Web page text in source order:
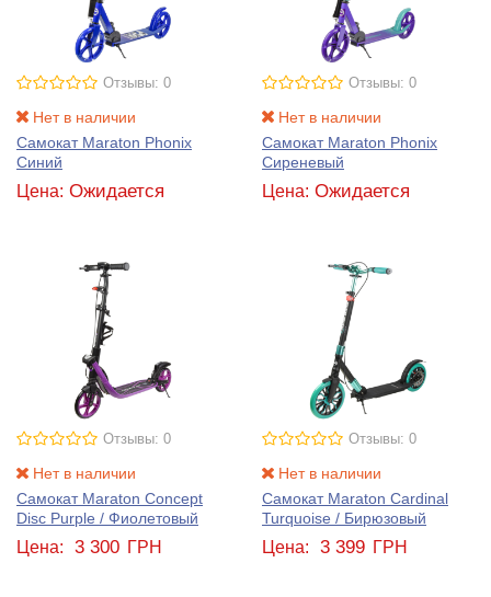
Отзывы: 0
Нет в наличии
Самокат Maraton Phonix
Синий
Цена: Ожидается
Отзывы: 0
Нет в наличии
Самокат Maraton Phonix
Сиреневый
Цена: Ожидается
Отзывы: 0
Нет в наличии
Самокат Maraton Concept
Disc Purple / Фиолетовый
Цена: 3 300 ГРН
Отзывы: 0
Нет в наличии
Самокат Maraton Cardinal
Turquoise / Бирюзовый
Цена: 3 399 ГРН